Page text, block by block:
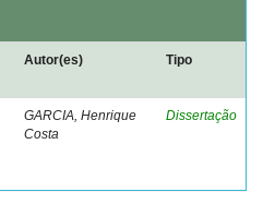
Autor(es) Tipo
GARCIA, Henrique
Costa
Dissertação